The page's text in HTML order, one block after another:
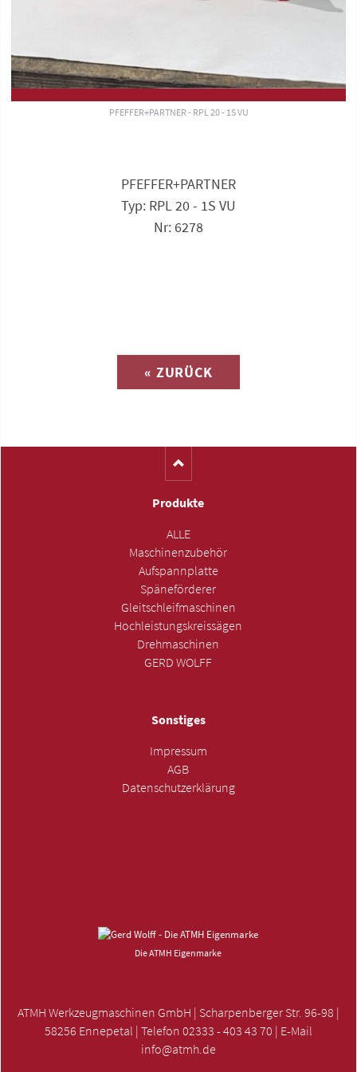
PFEFFER+PARTNER - RPL 20 - 1S VU
PFEFFER+PARTNER
Typ: RPL 20 - 1S VU
Nr: 6278
« ZURÜCK
Produkte
ALLE
Maschinenzubehör
Aufspannplatte
Späneförderer
Gleitschleifmaschinen
Hochleistungskreissägen
Drehmaschinen
GERD WOLFF
Sonstiges
Impressum
AGB
Datenschutzerklärung
Die ATMH Eigenmarke
ATMH Werkzeugmaschinen GmbH | Scharpenberger Str. 96-98 |
58256 Ennepetal | Telefon 02333 - 403 43 70 | E-Mail
info@atmh.de